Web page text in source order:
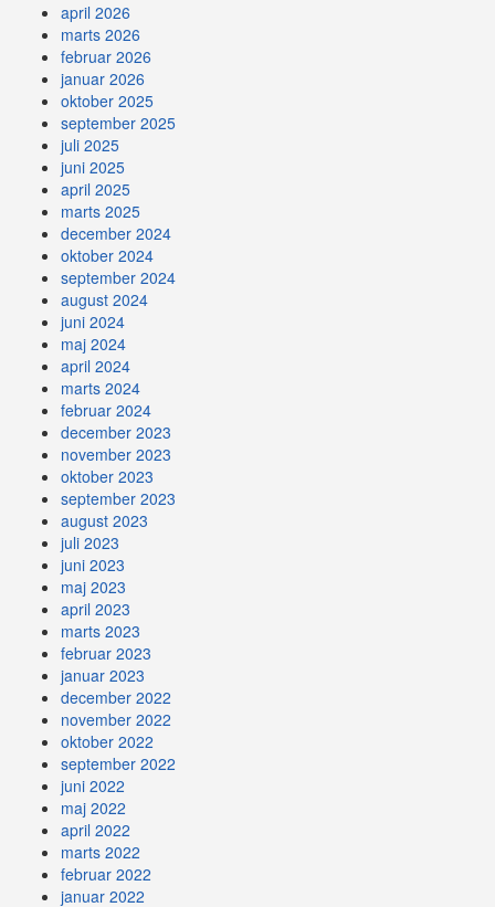
april 2026
marts 2026
februar 2026
januar 2026
oktober 2025
september 2025
juli 2025
juni 2025
april 2025
marts 2025
december 2024
oktober 2024
september 2024
august 2024
juni 2024
maj 2024
april 2024
marts 2024
februar 2024
december 2023
november 2023
oktober 2023
september 2023
august 2023
juli 2023
juni 2023
maj 2023
april 2023
marts 2023
februar 2023
januar 2023
december 2022
november 2022
oktober 2022
september 2022
juni 2022
maj 2022
april 2022
marts 2022
februar 2022
januar 2022